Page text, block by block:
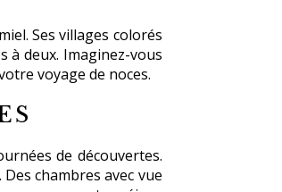
Ses villages colorés
à deux. Imaginez-vous
voyage de noces.
de découvertes.
chambres avec vue